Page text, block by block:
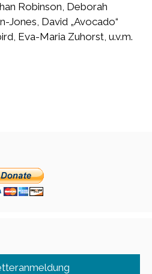
Robinson, Deborah
Jones, David „Avocado“
Eva-Maria Zuhorst, u.v.m.